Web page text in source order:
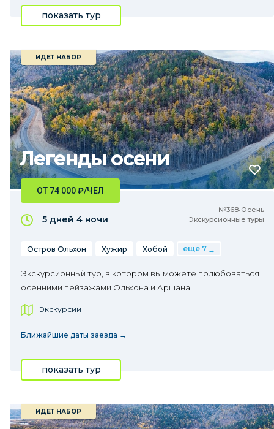
показать тур
Легенды осени
ИДЕТ НАБОР
№368•Осень
Экскурсионные туры
ОТ 74 000₽/ЧЕЛ
5 дней 4 ночи
Остров Ольхон Хужир Хобой еще 7
Экскурсионный тур, в котором вы можете полюбоваться
осенними пейзажами Ольхона и Аршана
Экскурсии
Ближайшие даты заезда →
показать тур
ИДЕТ НАБОР